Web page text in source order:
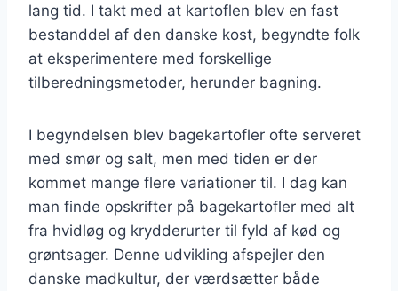
lang tid. I takt med at kartoflen blev en fast
bestanddel af den danske kost, begyndte folk
at eksperimentere med forskellige
tilberedningsmetoder, herunder bagning.
I begyndelsen blev bagekartofler ofte serveret
med smør og salt, men med tiden er der
kommet mange flere variationer til. I dag kan
man finde opskrifter på bagekartofler med alt
fra hvidløg og krydderurter til fyld af kød og
grøntsager. Denne udvikling afspejler den
danske madkultur, der værdsætter både